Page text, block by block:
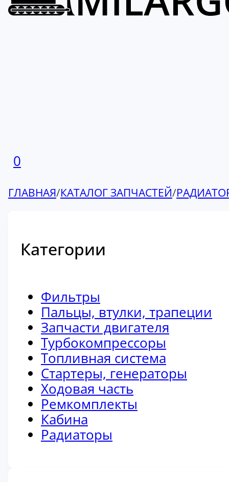
0
ГЛАВНАЯ/КАТАЛОГ ЗАПЧАСТЕЙ/
Категории
Фильтры
Пальцы, втулки, трапеции
Запчасти двигателя
Турбокомпрессоры
Топливная система
Стартеры, генераторы
Ходовая часть
Ремкомплекты
Кабина
Радиаторы